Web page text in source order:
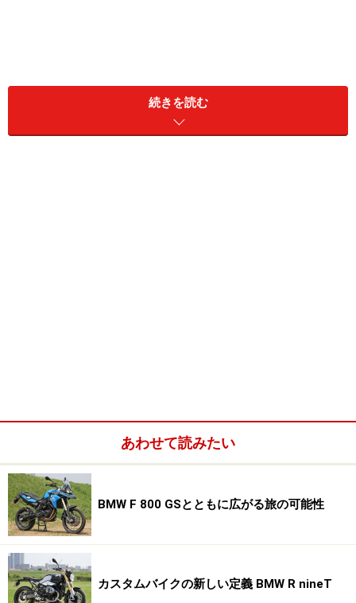
動車の製造も手がけるようになったことから、モーター
ド）』と呼ばれることに。そう、BMWバイクはクルマよ
りも長く深い歴史を持っているのです。
続きを読む
あわせて読みたい
BMW F 800 GSとともに広がる旅の可能性
カスタムバイクの新しい定義 BMW R nineT